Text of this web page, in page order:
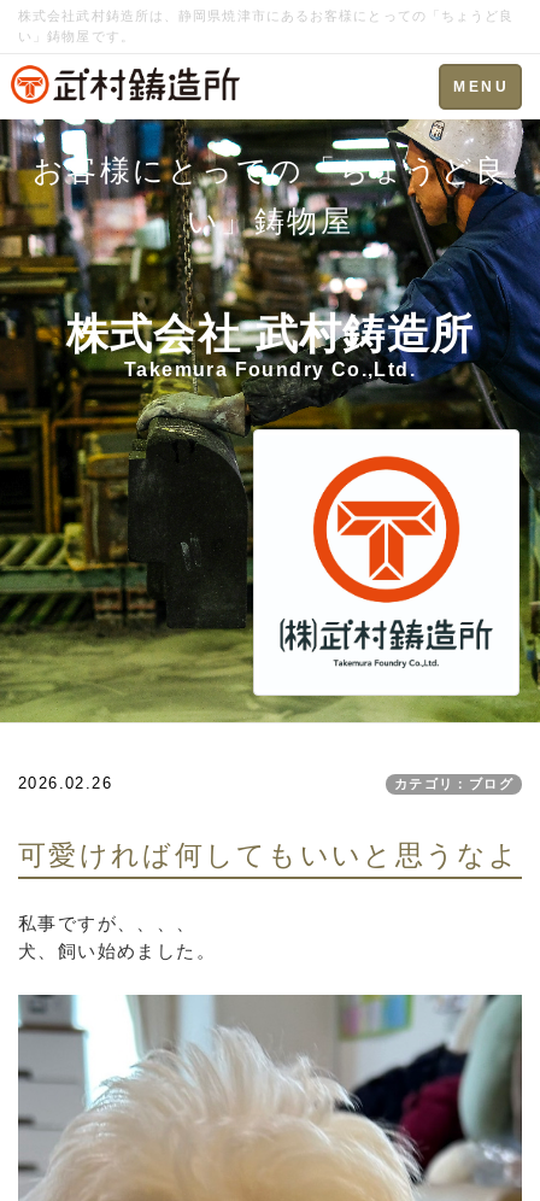
株式会社武村鋳造所は、静岡県焼津市にあるお客様にとっての「ちょうど良
い」鋳物屋です。
Toggle
navigation
MENU
お客様にとっての「ちょうど良
い」鋳物屋
株式会社 武村鋳造所
Takemura Foundry Co.,Ltd.
2026.02.26 カテゴリ：ブログ
可愛ければ何してもいいと思うなよ
私事ですが、、、、
犬、飼い始めました。